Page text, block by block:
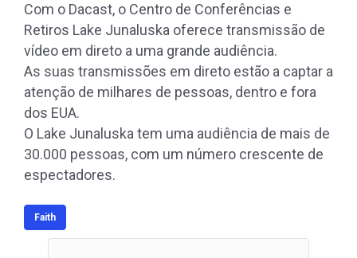
Com o Dacast, o Centro de Conferências e
Retiros Lake Junaluska oferece transmissão de
vídeo em direto a uma grande audiência.
As suas transmissões em direto estão a captar a
atenção de milhares de pessoas, dentro e fora
dos EUA.
O Lake Junaluska tem uma audiência de mais de
30.000 pessoas, com um número crescente de
espectadores.
Faith